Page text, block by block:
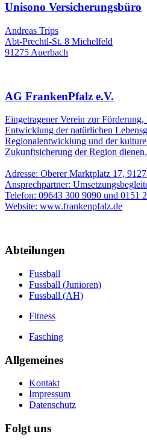
Unisono Versicherungsbüro
Andreas Trips
Abt-Prechtl-St. 8 Michelfeld
91275 Auerbach
AG FrankenPfalz e.V.
Eingetragener Verein zur
Entwicklung der natürlichen
Regionalentwicklung und der
Zukunftsicherung der Region dienen.
Adresse: Oberer Marktplatz 17,
Ansprechpartner:
Telefon: 09643 300 9090 und 0151
Website: www.frankenpfalz.de
Abteilungen
Fussball
Fussball (Junioren)
Fussball (AH)
Fitness
Fasching
Allgemeines
Kontakt
Impressum
Datenschutz
Folgt uns